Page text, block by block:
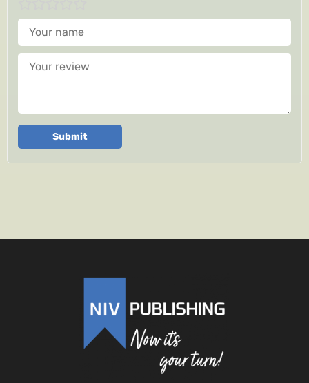
Your name
Your review
Submit